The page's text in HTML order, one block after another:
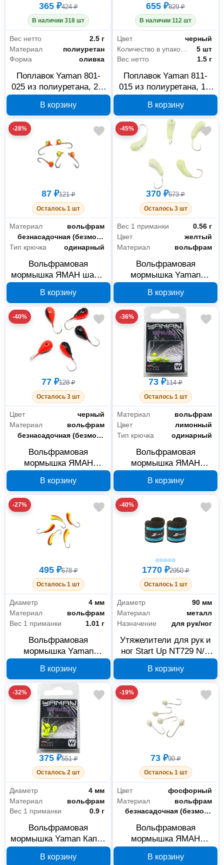
365 ₽424 ₽
В наличии 318 шт
Вес нетто
2.5 г
Материал
полиуретан
Форма
оливка
Поплавок Yaman 801-
025 из полиуретана, 2.5
В корзину
655 ₽829 ₽
В наличии 112 шт
Цвет
черный
Количество в упаковке
5 шт
Вес нетто
1.5 г
Поплавок Yaman 811-
015 из полиуретана, 1.5
В корзину
-28%
87 ₽121 ₽
Осталось 1 шт
Материал
вольфрам
Класс
безнасадочная (безмотылка)
Тип крючка
одинарный
Вольфрамовая
мормышка ЯМАН шар с
ЗЛП2321
В корзину
-45%
370 ₽673 ₽
Осталось 3 шт
Вес 1 приманки
0.56 г
Цвет
желтый
Материал
вольфрам
Вольфрамовая
мормышка Yaman
желтая ЗЛП2278
В корзину
-40%
77 ₽128 ₽
Осталось 3 шт
Цвет
черный
Материал
вольфрам
Класс
безнасадочная (безмотылка)
Вольфрамовая
мормышка ЯМАН
черно-красная ЗЛП2239
В корзину
-36%
73 ₽114 ₽
Осталось 1 шт
Материал
вольфрам
Цвет
лимонный
Тип крючка
одинарный
Вольфрамовая
мормышка ЯМАН
лимонная ЗЛП2290
В корзину
-27%
495 ₽678 ₽
Осталось 1 шт
Диаметр
4 мм
Материал
вольфрам
Вес 1 приманки
1.01 г
Вольфрамовая
мормышка Yaman
желто-красная ЗЛП2288
В корзину
-40%
1770 ₽2950 ₽
Осталось 1 шт
Диаметр
90 мм
Материал
металл
Назначение
для рук/ног
Утяжелители для рук и
ног Start Up NT729 N/C
В корзину
-32%
375 ₽551 ₽
Осталось 2 шт
Диаметр
4 мм
Материал
вольфрам
Вес 1 приманки
0.9 г
Вольфрамовая
мормышка Yaman Капля
ЗЛП2248
В корзину
-19%
73 ₽90 ₽
Осталось 1 шт
Цвет
фосфорный
Материал
вольфрам
Класс
безнасадочная (безмотылка)
Вольфрамовая
мормышка ЯМАН
фосфорная ЗЛП2292
В корзину